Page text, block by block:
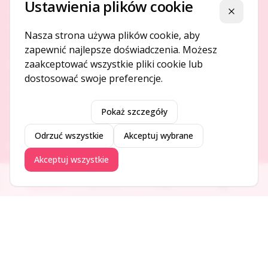
Platforma ogłoszeń i firm, która łączy ludzi i rozwija biznes
O NAS
DODAJ I PROMUJ
Dodaj ogłoszenie
Dodaj firmę
Ogłoszenia Aktualności Firmy Blog
Ustawienia plików cookie Zamknij
Nasza strona używa plików cookie, aby
zapewnić najlepsze doświadczenia. Możesz
zaakceptować wszystkie pliki cookie lub
dostosować swoje preferencje.
Pokaż szczegóły
Odrzuć wszystkie Akceptuj wybrane
Akceptuj wszystkie